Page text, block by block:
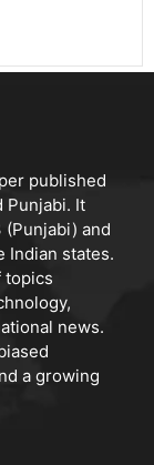
published
Punjabi. It
and
Indian states.
topics
news.
a growing